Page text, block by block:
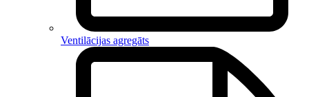
Ventilācijas agregāts